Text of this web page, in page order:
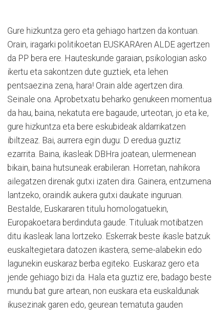
Gure hizkuntza gero eta gehiago hartzen da kontuan.
Orain, iragarki politikoetan EUSKARAren ALDE agertzen
da PP bera ere. Hauteskunde garaian, psikologian asko
ikertu eta sakontzen dute guztiek, eta lehen
pentsaezina zena, hara! Orain alde agertzen dira.
Seinale ona. Aprobetxatu beharko genukeen momentua
da hau, baina, nekatuta ere bagaude, urteotan, jo eta ke,
gure hizkuntza eta bere eskubideak aldarrikatzen
ibiltzeaz. Bai, aurrera egin dugu: D eredua guztiz
ezarrita. Baina, ikasleak DBHra joatean, ulermenean
bikain, baina hutsuneak erabileran. Horretan, nahikora
ailegatzen direnak gutxi izaten dira. Gainera, entzumena
lantzeko, oraindik aukera gutxi daukate inguruan.
Bestalde, Euskararen titulu homologatuekin,
Europakoetara berdinduta gaude. Tituluak motibatzen
ditu ikasleak lana lortzeko. Eskerrak beste ikasle batzuk
euskaltegietara datozen ikastera, seme-alabekin edo
lagunekin euskaraz berba egiteko. Euskaraz gero eta
jende gehiago bizi da. Hala eta guztiz ere, badago beste
mundu bat gure artean, non euskara eta euskaldunak
ikusezinak garen edo, geurean tematuta gauden